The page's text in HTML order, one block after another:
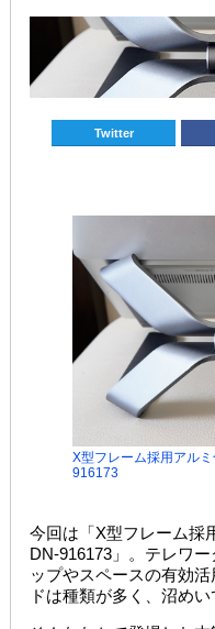
Twitter
X型フレーム採用アル
916173
今回は「X型フレーム採
DN-916173」。テレワ
ップやスペースの有効
ドは種類が多く、沼めい